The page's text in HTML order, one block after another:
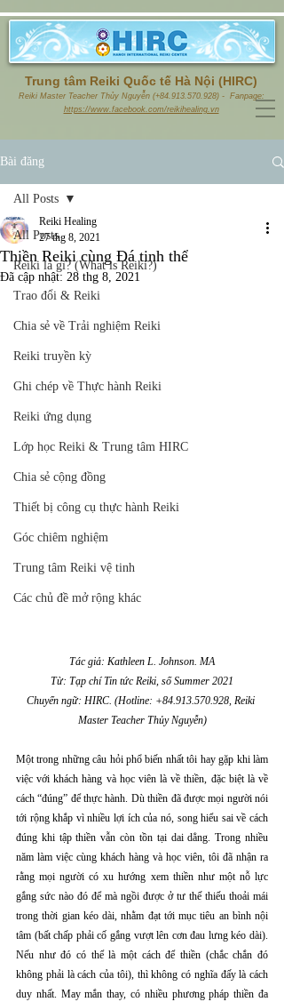
Trung tâm Reiki Quốc tế Hà Nội (HIRC)
Reiki Master Teacher Thủy Nguyễn (+84.913.570.928) - Fanpage:
https://www.facebook.com/reikihealing.vn
Bài đăng
All Posts
Reiki là gì? (What is Reiki?)
Trao đổi & Reiki
Chia sẻ về Trải nghiệm Reiki
Reiki truyền kỳ
Ghi chép về Thực hành Reiki
Reiki ứng dụng
Lớp học Reiki & Trung tâm HIRC
Chia sẻ cộng đồng
Thiết bị công cụ thực hành Reiki
Góc chiêm nghiệm
Trung tâm Reiki vệ tinh
Các chủ đề mở rộng khác
All Posts
Thiền Reiki cùng Đá tinh thể
Reiki Healing
27 thg 8, 2021
Đã cập nhật: 28 thg 8, 2021
Tác giả: Kathleen L. Johnson. MA
Từ: Tạp chí Tin tức Reiki, số Summer 2021
Chuyển ngữ: HIRC. (Hotline: +84.913.570.928, Reiki
Master Teacher Thủy Nguyễn)
Một trong những câu hỏi phổ biến nhất tôi hay gặp khi làm
việc với khách hàng và học viên là về thiền, đặc biệt là về
cách “đúng” để thực hành. Dù thiền đã được mọi người nói
tới rộng khắp vì nhiều lợi ích của nó, song hiểu sai về cách
đúng khi tập thiền vẫn còn tồn tại dai dẳng. Trong nhiều
năm làm việc cùng khách hàng và học viên, tôi đã nhận ra
rằng mọi người có xu hướng xem thiền như một nỗ lực
gắng sức nào đó để mà ngồi được ở tư thế thiếu thoải mái
trong thời gian kéo dài, nhằm đạt tới mục tiêu an bình nội
tâm (bất chấp phải cố gắng vượt lên cơn đau lưng kéo dài).
Nếu như đó có thể là một cách để thiền (chắc chắn đó
không phải là cách của tôi), thì không có nghĩa đấy là cách
duy nhất. May mắn thay, có nhiều phương pháp thiền đa